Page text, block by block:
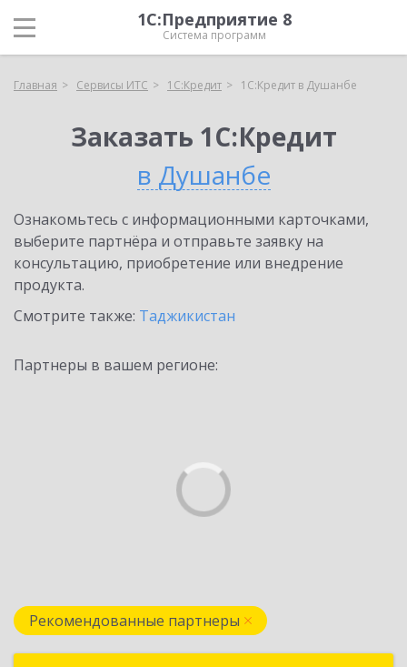
1С:Предприятие 8
Система программ
Главная Сервисы ИТС 1С:Кредит 1С:Кредит в Душанбе
Заказать 1С:Кредит
в Душанбе
Ознакомьтесь с информационными карточками,
выберите партнёра и отправьте заявку на
консультацию, приобретение или внедрение
продукта.
Смотрите также: Таджикистан
Партнеры в вашем регионе:
Рекомендованные партнеры